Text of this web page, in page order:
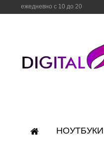
ежедневно с 10 до 20
НОУТБУКИ